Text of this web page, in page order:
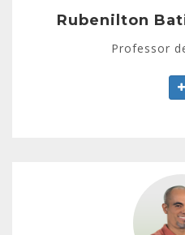
Rubenilton
Professor
Licenciatura em